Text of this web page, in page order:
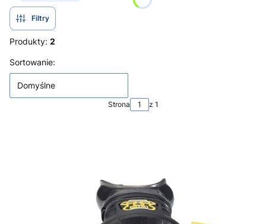
Filtry
Produkty: 2
Lista produktów
Sortowanie:
Domyślne
Strona z 1